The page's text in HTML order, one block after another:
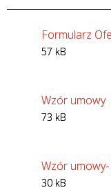
Formularz
57 kB
Wzór umowy
73 kB
Wzór
30 kB